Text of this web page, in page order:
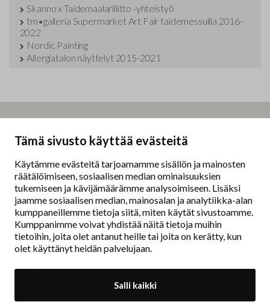
Tämä sivusto käyttää evästeitä
Käytämme evästeitä tarjoamamme sisällön ja mainosten
räätälöimiseen, sosiaalisen median ominaisuuksien
tukemiseen ja kävijämäärämme analysoimiseen. Lisäksi
jaamme sosiaalisen median, mainosalan ja analytiikka-alan
kumppaneillemme tietoja siitä, miten käytät sivustoamme.
Kumppanimme voivat yhdistää näitä tietoja muihin
tietoihin, joita olet antanut heille tai joita on kerätty, kun
olet käyttänyt heidän palvelujaan.
Salli kaikki
Skanno x Taidemaalariliitto -yhteistyö
tm•galleria Supermarket Art Fair taidemessuilla 2016-
2022
Nordic Painting
Allergiatalon näyttelyt 2015-2021
Erottajankatu 9 B
00130 Helsinki
www.painters.fi
Näyttelytoiminta
tm•gallerian esittely
Muu näyttelytoiminta